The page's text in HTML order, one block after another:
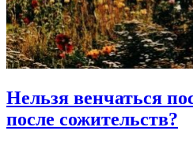
Нельзя венчаться
после сожительств?